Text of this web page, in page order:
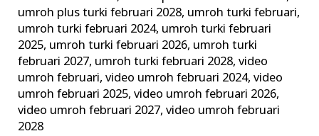
umroh plus turki februari 2028, umroh turki februari,
umroh turki februari 2024, umroh turki februari
2025, umroh turki februari 2026, umroh turki
februari 2027, umroh turki februari 2028,video
umroh februari,video umroh februari 2024,video
umroh februari 2025,video umroh februari 2026,
video umroh februari 2027,video umroh februari
2028